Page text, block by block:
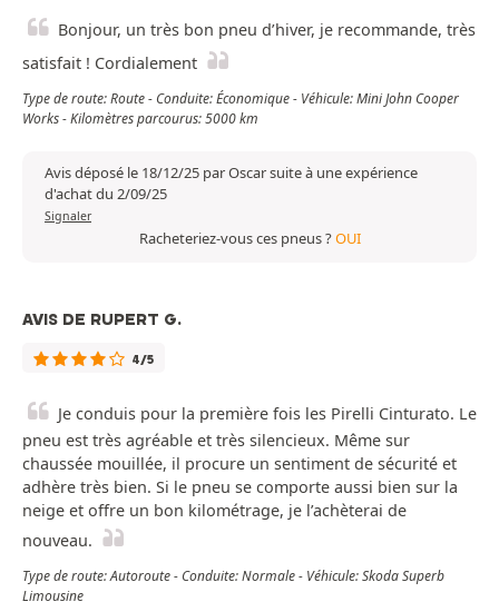
Bonjour, un très bon pneu d’hiver, je recommande, très
satisfait ! Cordialement
Type de route: Route - Conduite: Économique - Véhicule: Mini John Cooper
Works - Kilomètres parcourus: 5000 km
Avis déposé le 18/12/25 par Oscar suite à une expérience
d'achat du 2/09/25
Signaler
Racheteriez-vous ces pneus ?OUI
AVIS DE RUPERT G.
4/5
Je conduis pour la première fois les Pirelli Cinturato. Le
pneu est très agréable et très silencieux. Même sur
chaussée mouillée, il procure un sentiment de sécurité et
adhère très bien. Si le pneu se comporte aussi bien sur la
neige et offre un bon kilométrage, je l’achèterai de
nouveau.
Type de route: Autoroute - Conduite: Normale - Véhicule: Skoda Superb
Limousine